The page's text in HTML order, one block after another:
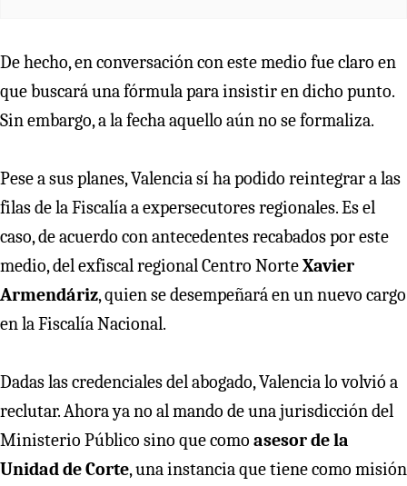
De hecho, en conversación con este medio fue claro en
que buscará una fórmula para insistir en dicho punto.
Sin embargo, a la fecha aquello aún no se formaliza.
Pese a sus planes, Valencia sí ha podido reintegrar a las
filas de la Fiscalía a expersecutores regionales. Es el
caso, de acuerdo con antecedentes recabados por este
medio, del exfiscal regional Centro NorteXavier
Armendáriz, quien se desempeñará en un nuevo cargo
en la Fiscalía Nacional.
Dadas las credenciales del abogado, Valencia lo volvió a
reclutar. Ahora ya no al mando de una jurisdicción del
Ministerio Público sino que como asesor de la
Unidad de Corte, una instancia que tiene como misión